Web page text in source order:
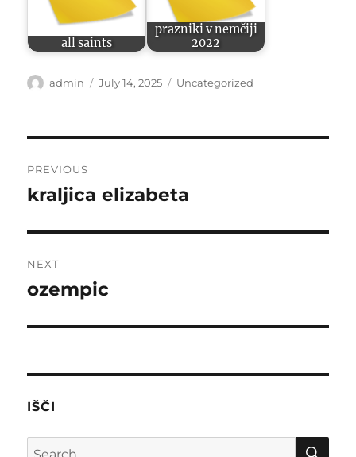
all saints
prazniki v nemčiji
2022
Author
admin
Posted
July 14, 2025 Categories
Uncategorized
navigation
PREVIOUS
Previous
kraljica elizabeta
NEXT
Next
ozempic
IŠČI
Search